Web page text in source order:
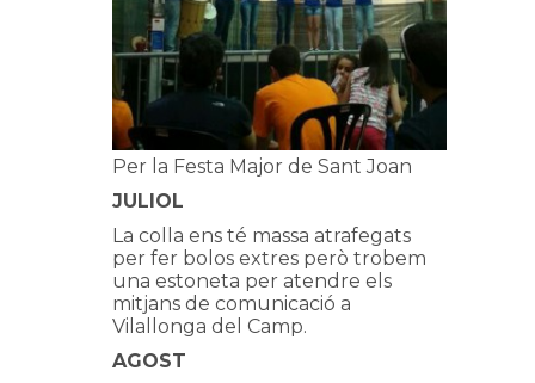
Per la Festa Major de Sant Joan
JULIOL
La colla ens té massa atrafegats
per fer bolos extres però trobem
una estoneta per atendre els
mitjans de comunicació a
Vilallonga del Camp.
AGOST